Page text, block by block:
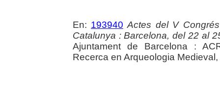
En: 193940 Actes del V
Catalunya : Barcelona, del 22 al
Ajuntament de Barcelona :
Recerca en Arqueologia